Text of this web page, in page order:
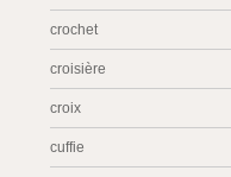
crochet
croisière
croix
cuffie